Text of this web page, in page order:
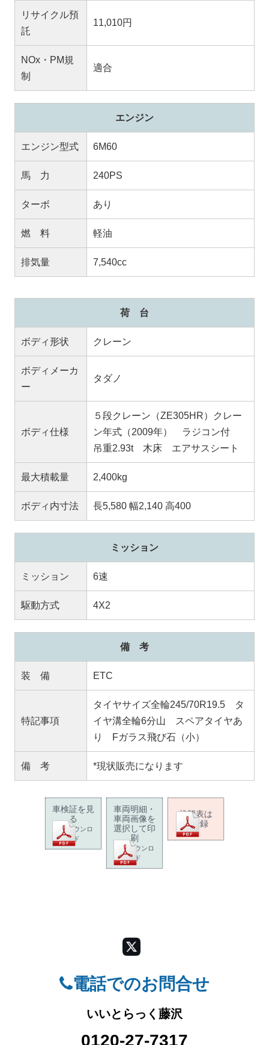
リサイクル預
託
11,010円
NOx・PM規
制
適合
エンジン
エンジン型式 6M60
馬 力 240PS
ターボ あり
燃 料 軽油
排気量 7,540cc
荷 台
ボディ形状 クレーン
ボディメーカ
ー
タダノ
ボディ仕様
５段クレーン（ZE305HR）クレー
ン年式（2009年） ラジコン付
吊重2.93t 木床 エアサスシート
最大積載量 2,400kg
ボディ内寸法 長5,580 幅2,140 高400
ミッション
ミッション 6速
駆動方式 4X2
備 考
装 備 ETC
特記事項
タイヤサイズ全輪245/70R19.5 タ
イヤ溝全輪6分山 スペアタイヤあ
り Fガラス飛び石（小）
備 考 *現状販売になります
車検証を見
る
PDFダウンロ
ード
車両明細・
車両画像を
選択して印
刷
PDFダウンロ
ード
状態表は
未登録
電話でのお問合せ
いいとらっく藤沢
0120-27-7317